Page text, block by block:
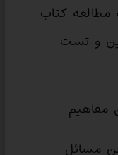
کتاب
و تست
مفاهیم
مسائل